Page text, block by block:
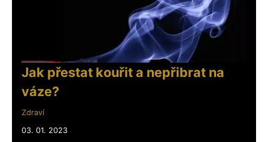
Jak přestat kouřit a nepřibrat na
váze?
Zdraví
03. 01. 2023